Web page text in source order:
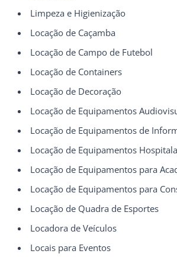
Limpeza e Higienização
Locação de Caçamba
Locação de Campo de Futebol
Locação de Containers
Locação de Decoração
Locação de Equipamentos
Locação de Equipamentos de
Locação de Equipamentos
Locação de Equipamentos para
Locação de Equipamentos para
Locação de Quadra de Esportes
Locadora de Veículos
Locais para Eventos